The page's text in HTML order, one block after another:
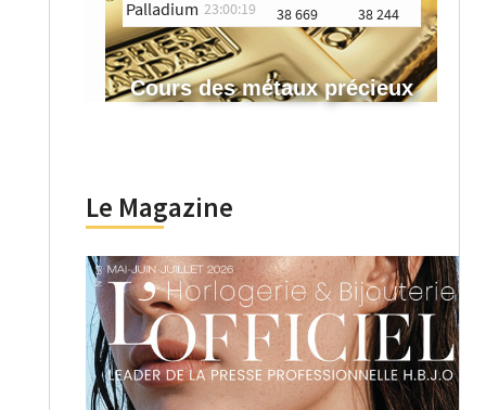
Palladium 23:00:19 38 669 38 244
Cours des métaux précieux
Le Magazine